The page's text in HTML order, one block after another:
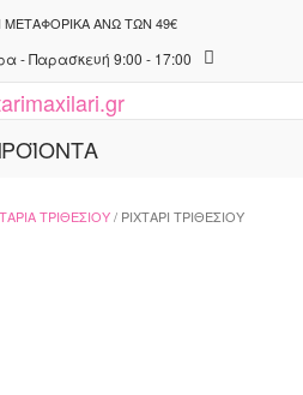
ΆΝΩ ΤΩΝ 49€
- Παρασκευή 9:00 - 17:00
ΤΡΙΘΈΣΙΟΥ/ ΡΙΧΤΆΡΙ ΤΡΙΘΈΣΙΟΥ